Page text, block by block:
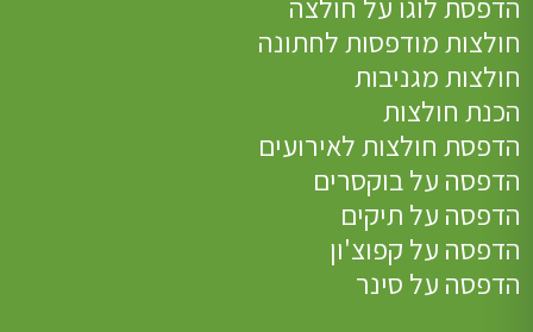
חולצות מודפסות לחתונה
חולצות מגניבות
הכנת חולצות
הדפסת חולצות לאירועים
הדפסה על בוקסרים
הדפסה על תיקים
הדפסה על קפוצ'ון
הדפסה על סינר